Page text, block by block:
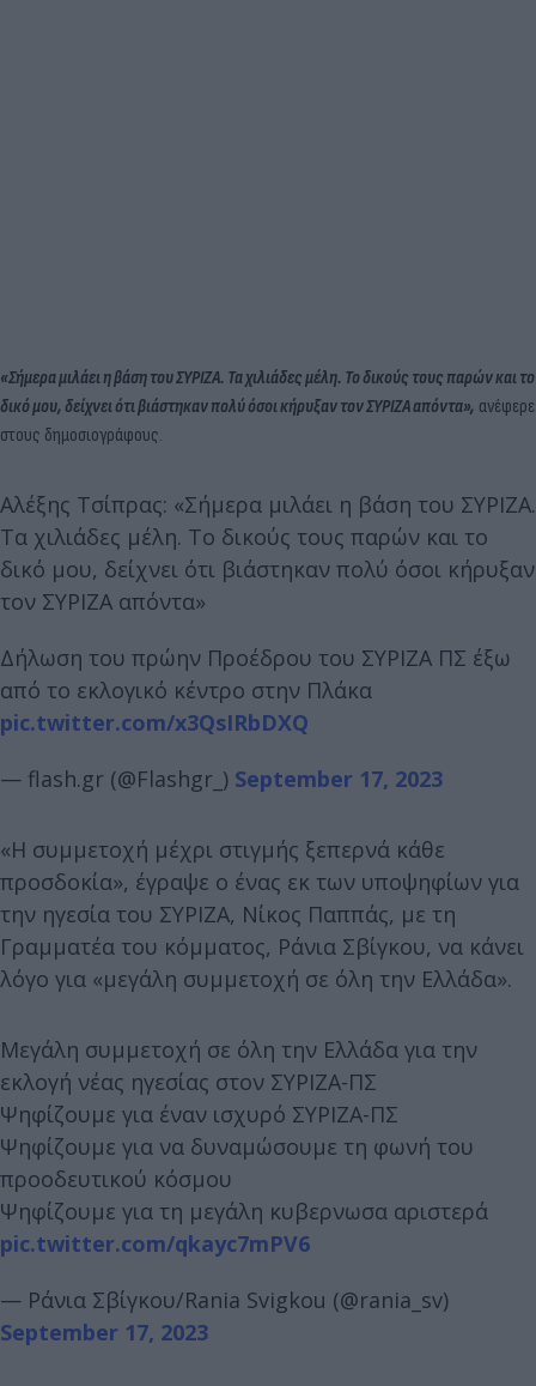
«Σήμερα μιλάει η βάση του ΣΥΡΙΖΑ. Τα χιλιάδες μέλη. Το δικούς τους παρών και το
δικό μου, δείχνει ότι βιάστηκαν πολύ όσοι κήρυξαν τον ΣΥΡΙΖΑ απόντα», ανέφερε
στους δημοσιογράφους.
Αλέξης Τσίπρας: «Σήμερα μιλάει η βάση του ΣΥΡΙΖΑ.
Τα χιλιάδες μέλη. Το δικούς τους παρών και το
δικό μου, δείχνει ότι βιάστηκαν πολύ όσοι κήρυξαν
τον ΣΥΡΙΖΑ απόντα»
Δήλωση του πρώην Προέδρου του ΣΥΡΙΖΑ ΠΣ έξω
από το εκλογικό κέντρο στην Πλάκα
pic.twitter.com/x3QsIRbDXQ
— flash.gr (@Flashgr_) September 17, 2023
«Η συμμετοχή μέχρι στιγμής ξεπερνά κάθε
προσδοκία», έγραψε ο ένας εκ των υποψηφίων για
την ηγεσία του ΣΥΡΙΖΑ, Νίκος Παππάς, με τη
Γραμματέα του κόμματος, Ράνια Σβίγκου, να κάνει
λόγο για «μεγάλη συμμετοχή σε όλη την Ελλάδα».
Μεγάλη συμμετοχή σε όλη την Ελλάδα για την
εκλογή νέας ηγεσίας στον ΣΥΡΙΖΑ-ΠΣ
Ψηφίζουμε για έναν ισχυρό ΣΥΡΙΖΑ-ΠΣ
Ψηφίζουμε για να δυναμώσουμε τη φωνή του
προοδευτικού κόσμου
Ψηφίζουμε για τη μεγάλη κυβερνωσα αριστερά
pic.twitter.com/qkayc7mPV6
— Ράνια Σβίγκου/Rania Svigkou (@rania_sv)
September 17, 2023